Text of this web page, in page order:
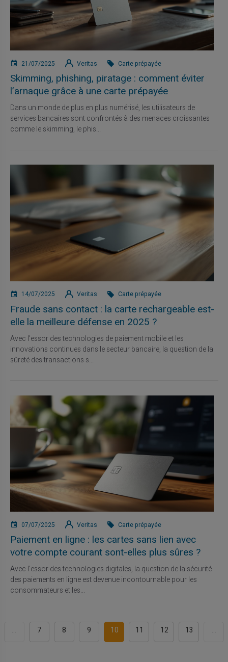
21/07/2025 Veritas Carte prépayée
Skimming, phishing, piratage : comment éviter
l’arnaque grâce à une carte prépayée
Dans un monde de plus en plus numérisé, les utilisateurs de
services bancaires sont confrontés à des menaces croissantes
comme le skimming, le phis...
14/07/2025 Veritas Carte prépayée
Fraude sans contact : la carte rechargeable est-
elle la meilleure défense en 2025 ?
Avec l'essor des technologies de paiement mobile et les
innovations continues dans le secteur bancaire, la question de la
sûreté des transactions s...
07/07/2025 Veritas Carte prépayée
Paiement en ligne : les cartes sans lien avec
votre compte courant sont-elles plus sûres ?
Avec l'essor des technologies digitales, la question de la sécurité
des paiements en ligne est devenue incontournable pour les
consommateurs et les...
... 7 8 9 10 11 12 13 ...